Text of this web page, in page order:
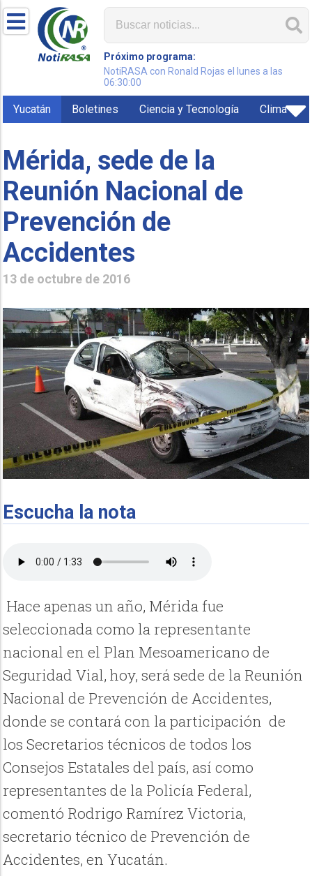
Próximo programa:
NotiRASA con Ronald Rojas el lunes a las
06:30:00
Yucatán Boletines Ciencia y Tecnología Clima
Mérida, sede de la
Reunión Nacional de
Prevención de
Accidentes
13 de octubre de 2016
Escucha la nota
Hace apenas un año, Mérida fue
seleccionada como la representante
nacional en el Plan Mesoamericano de
Seguridad Vial, hoy, será sede de la Reunión
Nacional de Prevención de Accidentes,
donde se contará con la participación de
los Secretarios técnicos de todos los
Consejos Estatales del país, así como
representantes de la Policía Federal,
comentó Rodrigo Ramírez Victoria,
secretario técnico de Prevención de
Accidentes, en Yucatán.